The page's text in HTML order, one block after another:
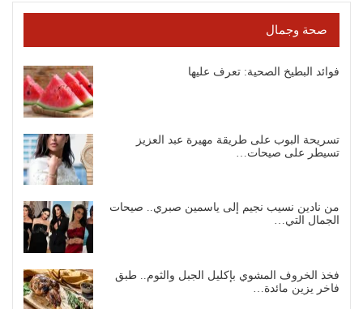
صحة وجمال
فوائد البطيخ الصحية: تعرف عليها
تسريحة البوب على طريقة مهيرة عبد العزيز
تسيطر على صيحات…
من نادين نسيب نجيم إلى ياسمين صبري.. صيحات
الجمال التي…
فخذ الخروف المشوي بإكليل الجبل والثوم.. طبق
فاخر يزين مائدة…